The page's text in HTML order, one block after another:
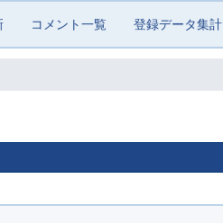
コメント一覧 登録データ集計